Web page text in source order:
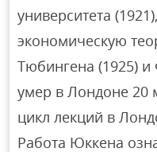
университета
экономическую
Тюбингена (1925) и
умер в Лондоне 20
цикл лекций в
Работа Юккена